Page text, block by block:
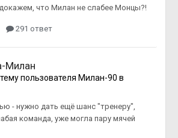
что Милан не слабее Монцы?!
291 ответ
Милан
пользователя Милан-90 в
- нужно дать ещё шанс "тренеру",
команда, уже могла пару мячей